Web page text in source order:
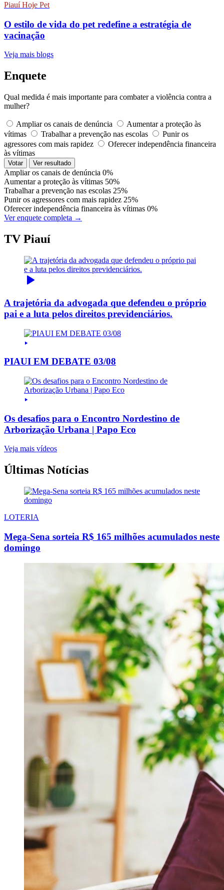
Piauí Hoje Pet
O estilo de vida do pet redefine a estratégia de
vacinação
Veja mais blogs
Enquete
Qual medida é mais importante para combater a violência contra a
mulher?
Ampliar os canais de denúncia
Aumentar a proteção às
vítimas
Trabalhar a prevenção nas escolas
Punir os
agressores com mais rapidez
Oferecer independência financeira
às vítimas
Votar Ver resultado
Ampliar os canais de denúncia 0%
Aumentar a proteção às vítimas 50%
Trabalhar a prevenção nas escolas 25%
Punir os agressores com mais rapidez 25%
Oferecer independência financeira às vítimas 0%
Ver enquete completa →
TV Piauí
A trajetória da advogada que defendeu o próprio
pai e a luta pelos direitos previdenciários.
PIAUI EM DEBATE 03/08
Os desafios para o Encontro Nordestino de
Arborização Urbana | Papo Eco
Veja mais vídeos
Últimas Notícias
LOTERIA
Mega-Sena sorteia R$ 165 milhões acumulados neste
domingo